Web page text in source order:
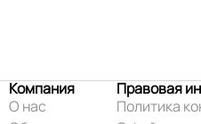
Компания
О нас
Правовая
Политика